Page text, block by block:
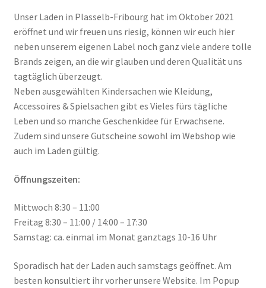
Unser Laden in Plasselb-Fribourg hat im Oktober 2021
eröffnet und wir freuen uns riesig, können wir euch hier
neben unserem eigenen Label noch ganz viele andere tolle
Brands zeigen, an die wir glauben und deren Qualität uns
tagtäglich überzeugt.
Neben ausgewählten Kindersachen wie Kleidung,
Accessoires & Spielsachen gibt es Vieles fürs tägliche
Leben und so manche Geschenkidee für Erwachsene.
Zudem sind unsere Gutscheine sowohl im Webshop wie
auch im Laden gültig.
Öffnungszeiten:
Mittwoch 8:30 – 11:00
Freitag 8:30 – 11:00 / 14:00 – 17:30
Samstag: ca. einmal im Monat ganztags 10-16 Uhr
Sporadisch hat der Laden auch samstags geöffnet. Am
besten konsultiert ihr vorher unsere Website. Im Popup